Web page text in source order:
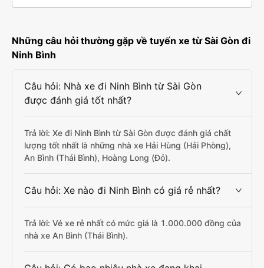
Những câu hỏi thường gặp về tuyến xe từ Sài Gòn đi
Ninh Bình
Câu hỏi: Nhà xe đi Ninh Bình từ Sài Gòn
được đánh giá tốt nhất?
Trả lời: Xe đi Ninh Bình từ Sài Gòn được đánh giá chất
lượng tốt nhất là những nhà xe Hải Hùng (Hải Phòng),
An Bình (Thái Bình), Hoàng Long (Đỏ).
Câu hỏi: Xe nào đi Ninh Bình có giá rẻ nhất?
Trả lời: Vé xe rẻ nhất có mức giá là 1.000.000 đồng của
nhà xe An Bình (Thái Bình).